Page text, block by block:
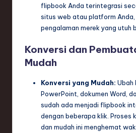
flipbook Anda terintegrasi
situs web atau platform Anda,
pengalaman merek yang utuh
Konversi dan
Mudah
Konversi yang Mudah: Ubah
PowerPoint, dokumen Word,
sudah ada menjadi flipbook
dengan beberapa klik. Proses
dan mudah ini menghemat